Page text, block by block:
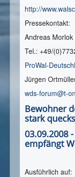
http://
Pressekontakt:
Andreas Morlok
Tel.: +49/
ProWal-
Jürgen
wds-forum@t-
Bewohner
stark
03.09.2008
empfängt
Ausführlich auf: